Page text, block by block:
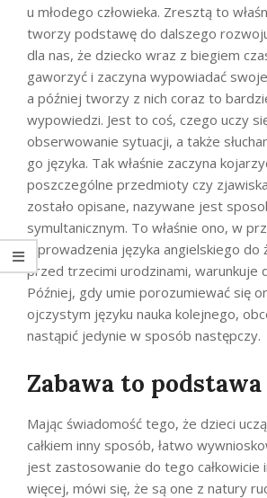
u młodego człowieka. Zresztą to
tworzy podstawę do dalszego
dla nas, że dziecko wraz z biegiem
gaworzyć i zaczyna wypowiadać
a później tworzy z nich coraz to
wypowiedzi. Jest to coś, czego uczy
obserwowanie sytuacji, a także
go języka. Tak właśnie zaczyna
poszczególne przedmioty czy
zostało opisane, nazywane jest
symultanicznym. To właśnie ono, w
wprowadzenia języka angielskiego do
przed trzecimi urodzinami, warunkuje
Później, gdy umie porozumiewać się
ojczystym języku nauka kolejnego,
nastąpić jedynie w sposób następczy.
Zabawa to podstawa
Mając świadomość tego, że dzieci
całkiem inny sposób, łatwo
jest zastosowanie do tego całkowicie
więcej, mówi się, że są one z natury